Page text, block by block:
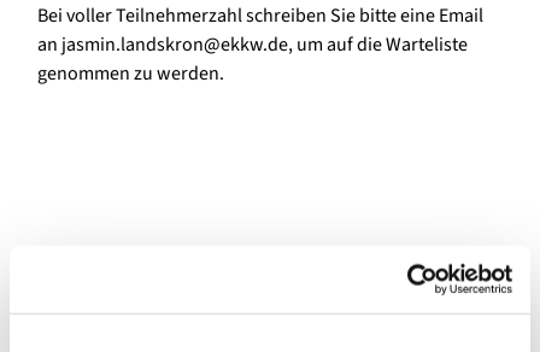
Bei voller Teilnehmerzahl schreiben Sie bitte eine Email
an jasmin.landskron@ekkw.de, um auf die Warteliste
genommen zu werden.